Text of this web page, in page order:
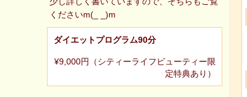
くださいm(_ _)m
ダイエットプログラム90分
¥9,000円（シティーライフビューティー限
定特典あり）